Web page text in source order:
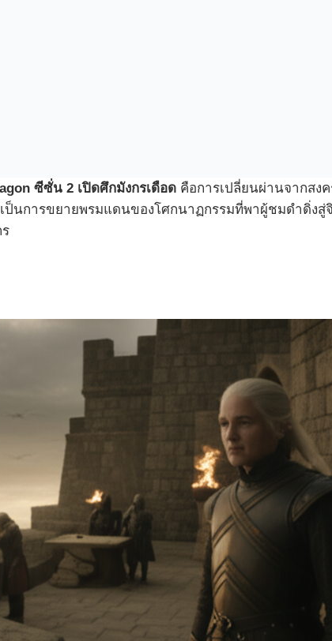
ซีซั่น 2 เปิดศึกมังกรเดือด คือการเปลี่ยนผ่านจากสง
นการขยายพรมแดนของโศกนาฏกรรมที่พาผู้ชมดำดิ่งสู่